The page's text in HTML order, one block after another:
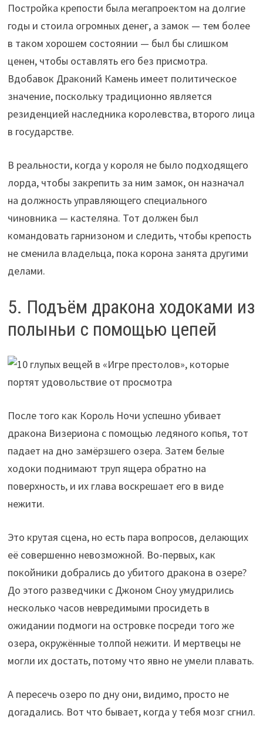
Постройка крепости была мегапроектом на долгие
годы и стоила огромных денег, а замок — тем более
в таком хорошем состоянии — был бы слишком
ценен, чтобы оставлять его без присмотра.
Вдобавок Драконий Камень имеет политическое
значение, поскольку традиционно является
резиденцией наследника королевства, второго лица
в государстве.
В реальности, когда у короля не было подходящего
лорда, чтобы закрепить за ним замок, он назначал
на должность управляющего специального
чиновника — кастеляна. Тот должен был
командовать гарнизоном и следить, чтобы крепость
не сменила владельца, пока корона занята другими
делами.
5. Подъём дракона ходоками из
полыньи с помощью цепей
После того как Король Ночи успешно убивает
дракона Визериона с помощью ледяного копья, тот
падает на дно замёрзшего озера. Затем белые
ходоки поднимают труп ящера обратно на
поверхность, и их глава воскрешает его в виде
нежити.
Это крутая сцена, но есть пара вопросов, делающих
её совершенно невозможной. Во-первых, как
покойники добрались до убитого дракона в озере?
До этого разведчики с Джоном Сноу умудрились
несколько часов невредимыми просидеть в
ожидании подмоги на островке посреди того же
озера, окружённые толпой нежити. И мертвецы не
могли их достать, потому что явно не умели плавать.
А пересечь озеро по дну они, видимо, просто не
догадались. Вот что бывает, когда у тебя мозг сгнил.